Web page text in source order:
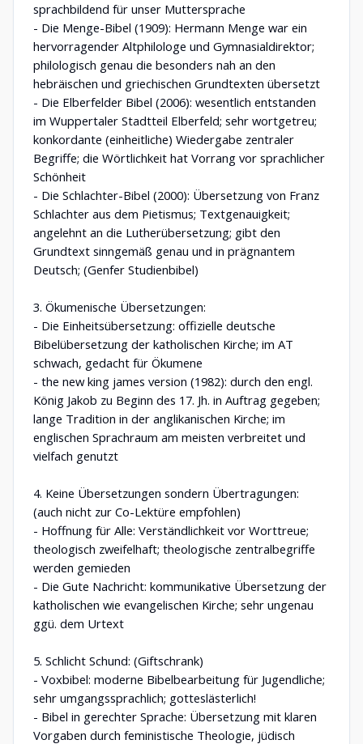
sprachbildend für unser Muttersprache
- Die Menge-Bibel (1909): Hermann Menge war ein
hervorragender Altphilologe und Gymnasialdirektor;
philologisch genau die besonders nah an den
hebräischen und griechischen Grundtexten übersetzt
- Die Elberfelder Bibel (2006): wesentlich entstanden
im Wuppertaler Stadtteil Elberfeld; sehr wortgetreu;
konkordante (einheitliche) Wiedergabe zentraler
Begriffe; die Wörtlichkeit hat Vorrang vor sprachlicher
Schönheit
- Die Schlachter-Bibel (2000): Übersetzung von Franz
Schlachter aus dem Pietismus; Textgenauigkeit;
angelehnt an die Lutherübersetzung; gibt den
Grundtext sinngemäß genau und in prägnantem
Deutsch; (Genfer Studienbibel)
3. Ökumenische Übersetzungen:
- Die Einheitsübersetzung: offizielle deutsche
Bibelübersetzung der katholischen Kirche; im AT
schwach, gedacht für Ökumene
- the new king james version (1982): durch den engl.
König Jakob zu Beginn des 17. Jh. in Auftrag gegeben;
lange Tradition in der anglikanischen Kirche; im
englischen Sprachraum am meisten verbreitet und
vielfach genutzt
4. Keine Übersetzungen sondern Übertragungen:
(auch nicht zur Co-Lektüre empfohlen)
- Hoffnung für Alle: Verständlichkeit vor Worttreue;
theologisch zweifelhaft; theologische zentralbegriffe
werden gemieden
- Die Gute Nachricht: kommunikative Übersetzung der
katholischen wie evangelischen Kirche; sehr ungenau
ggü. dem Urtext
5. Schlicht Schund: (Giftschrank)
- Voxbibel: moderne Bibelbearbeitung für Jugendliche;
sehr umgangssprachlich; gotteslästerlich!
- Bibel in gerechter Sprache: Übersetzung mit klaren
Vorgaben durch feministische Theologie, jüdisch